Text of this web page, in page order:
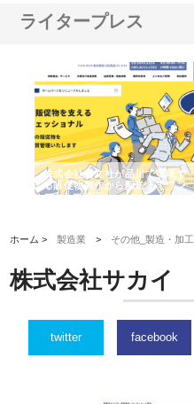
ライタープレス
株式会社耕文社が品川で実現す
る販促物製作から配送までワン
ストップ対応
ホーム >製造業 > その他_製造・加工
株式会社サカイ
twitter facebook